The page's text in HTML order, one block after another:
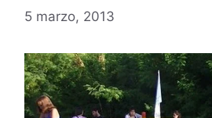
5 marzo, 2013